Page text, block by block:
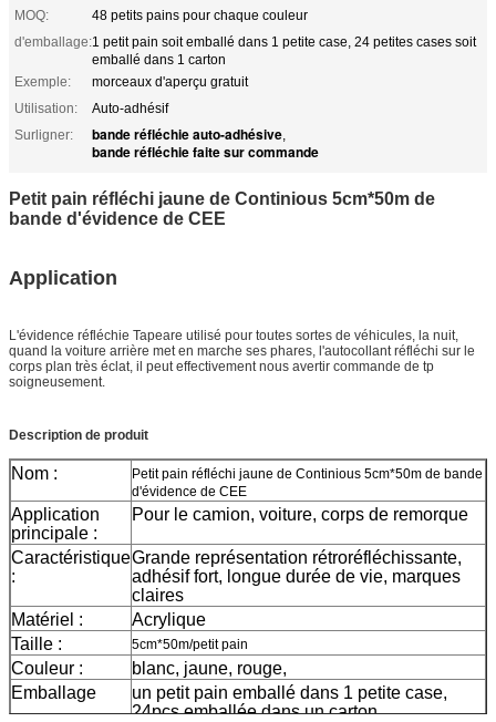
MOQ:
48 petits pains pour chaque couleur
d'emballage:1 petit pain soit emballé dans 1 petite case, 24 petites cases soit
emballé dans 1 carton
Exemple:
morceaux d'aperçu gratuit
Utilisation:
Auto-adhésif
Surligner:
bande réfléchie auto-adhésive,
bande réfléchie faite sur commande
Petit pain réfléchi jaune de Continious 5cm*50m de
bande d'évidence de CEE
Application
L'évidence réfléchie Tapeare utilisé pour toutes sortes de véhicules, la nuit,
quand la voiture arrière met en marche ses phares, l'autocollant réfléchi sur le
corps plan très éclat, il peut effectivement nous avertir commande de tp
soigneusement.
Description de produit
Nom :
Petit pain réfléchi jaune de Continious 5cm*50m de bande
d'évidence de CEE
Application
principale :
Pour le camion, voiture, corps de remorque
Caractéristique
:
Grande représentation rétroréfléchissante,
adhésif fort, longue durée de vie, marques
claires
Matériel :
Acrylique
Taille :
5cm*50m/petit pain
Couleur :
blanc, jaune, rouge,
Emballage
un petit pain emballé dans 1 petite case,
24pcs emballée dans un carton